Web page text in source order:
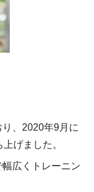
、2020年9月に
げました。
広くトレーニン